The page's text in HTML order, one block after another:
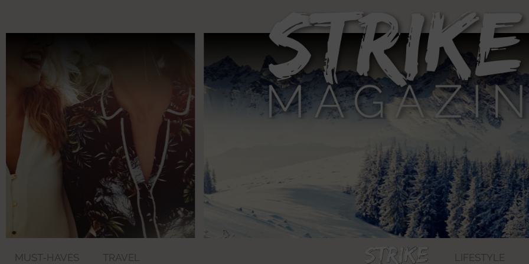
MUST-HAVES TRAVEL LIFESTYLE